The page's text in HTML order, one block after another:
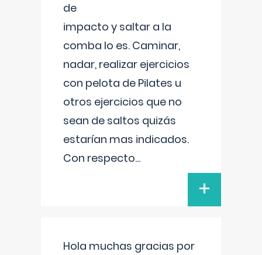
de
impacto y saltar a la
comba lo es. Caminar,
nadar, realizar ejercicios
con pelota de Pilates u
otros ejercicios que no
sean de saltos quizás
estarían mas indicados.
Con respecto...
+
Hola muchas gracias por